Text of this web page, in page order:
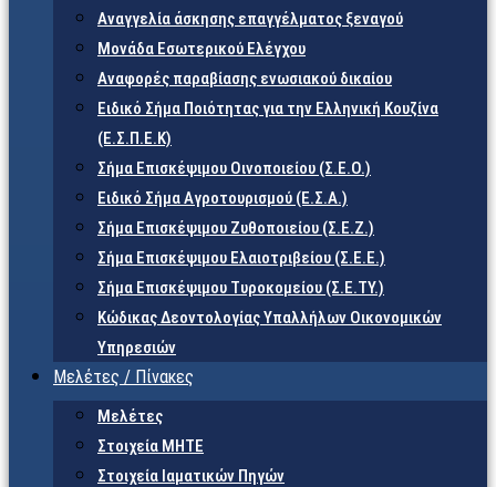
Αναγγελία άσκησης επαγγέλματος ξεναγού
Μονάδα Εσωτερικού Ελέγχου
Αναφορές παραβίασης ενωσιακού δικαίου
Ειδικό Σήμα Ποιότητας για την Ελληνική Κουζίνα
(Ε.Σ.Π.Ε.Κ)
Σήμα Επισκέψιμου Οινοποιείου (Σ.Ε.Ο.)
Ειδικό Σήμα Αγροτουρισμού (Ε.Σ.Α.)
Σήμα Επισκέψιμου Ζυθοποιείου (Σ.Ε.Ζ.)
Σήμα Επισκέψιμου Ελαιοτριβείου (Σ.Ε.Ε.)
Σήμα Επισκέψιμου Τυροκομείου (Σ.Ε.TY.)
Κώδικας Δεοντολογίας Υπαλλήλων Οικονομικών
Υπηρεσιών
Μελέτες / Πίνακες
Μελέτες
Στοιχεία ΜΗΤΕ
Στοιχεία Ιαματικών Πηγών